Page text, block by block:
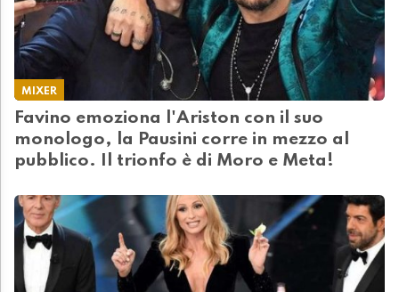
MIXER
Favino emoziona l'Ariston con il suo
monologo, la Pausini corre in mezzo al
pubblico. Il trionfo è di Moro e Meta!